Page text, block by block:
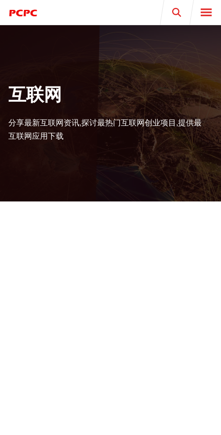
Search
互联网
分享最新互联网资讯,探讨最热门互联网创业项目,提供最
互联网应用下载